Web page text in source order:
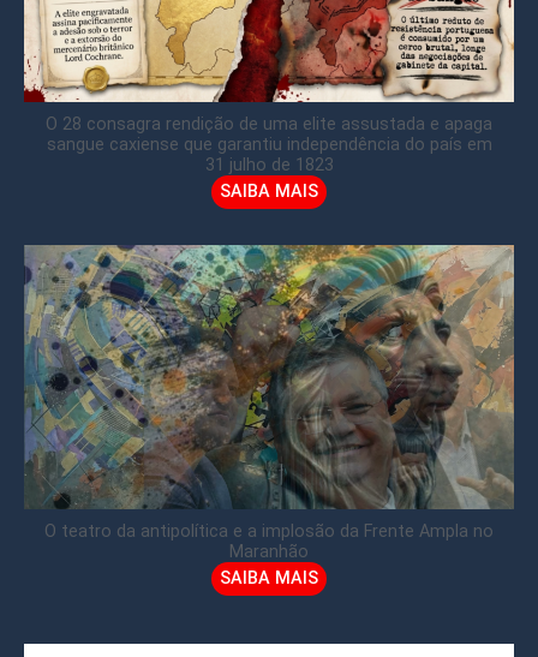
O 28 consagra rendição de uma elite assustada e apaga
sangue caxiense que garantiu independência do país em
31 julho de 1823
SAIBA MAIS
O teatro da antipolítica e a implosão da Frente Ampla no
Maranhão
SAIBA MAIS